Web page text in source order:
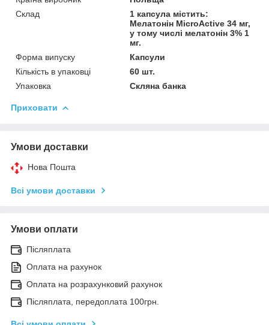
Склад
1 капсула містить:
Мелатонін MicroActive 34 мг,
у тому числі мелатонін 3% 1
мг.
Форма випуску
Капсули
Кількість в упаковці
60 шт.
Упаковка
Скляна банка
Приховати
Умови доставки
Нова Пошта
Всі умови доставки
Умови оплати
Післяплата
Оплата на рахунок
Оплата на розрахунковий рахунок
Післяплата, передоплата 100грн.